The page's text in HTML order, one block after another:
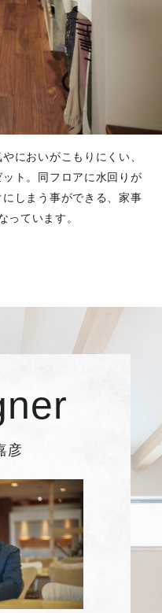
においがこもりにくい、
ト。同フロアに水回りが
しまう事ができる、家事
っています。
彦